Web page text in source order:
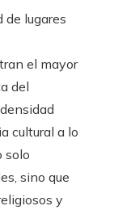
lugares
el mayor
del
cultural a lo
solo
sino que
y